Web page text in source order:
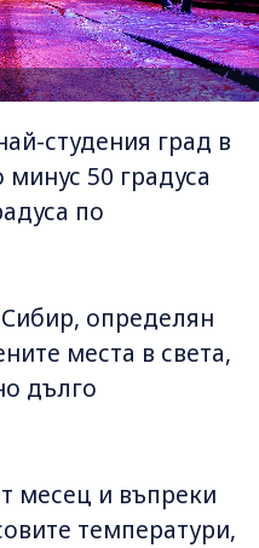
студения град в
50 градуса
по
определян
места в света,
дълго
месец и въпреки
температури,